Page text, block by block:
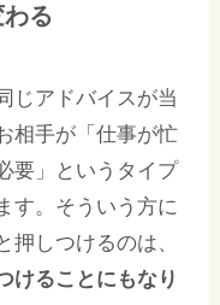
る
じアドバイスが当
相手が「仕事が忙
要」というタイプ
す。そういう方に
押しつけるのは、
けることにもなり